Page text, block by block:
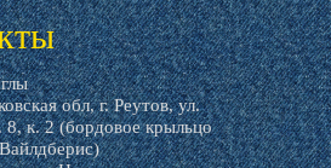
обл, г. Реутов, ул.
8, к. 2 (бордовое крыльцо